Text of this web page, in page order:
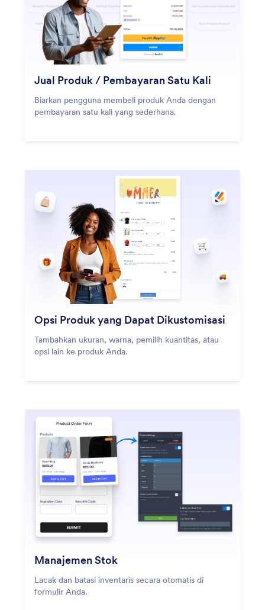
Jual Produk / Pembayaran Satu Kali
Biarkan pengguna membeli produk Anda dengan
pembayaran satu kali yang sederhana.
Opsi Produk yang Dapat Dikustomisasi
Tambahkan ukuran, warna, pemilih kuantitas, atau
opsi lain ke produk Anda.
Manajemen Stok
Lacak dan batasi inventaris secara otomatis di
formulir Anda.